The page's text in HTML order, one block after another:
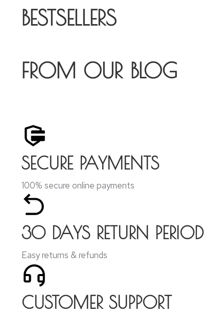
BESTSELLERS
FROM OUR BLOG
SECURE PAYMENTS
100% secure online payments
30 DAYS RETURN PERIOD
Easy returns & refunds
CUSTOMER SUPPORT